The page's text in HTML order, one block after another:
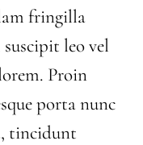
fringilla
leo vel
Proin
porta nunc
tincidunt